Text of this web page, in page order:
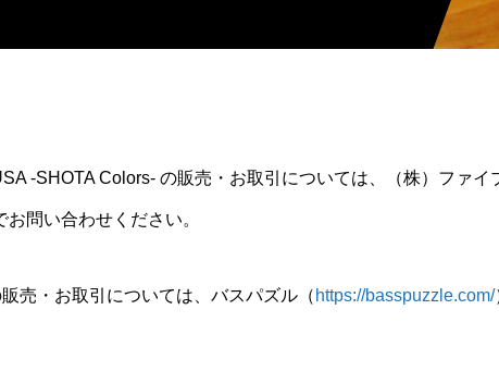
-SHOTA Colors- の販売・お取引については、（株）ファイ
お問い合わせください。
売・お取引については、バスパズル（ https://basspuzzle.com/